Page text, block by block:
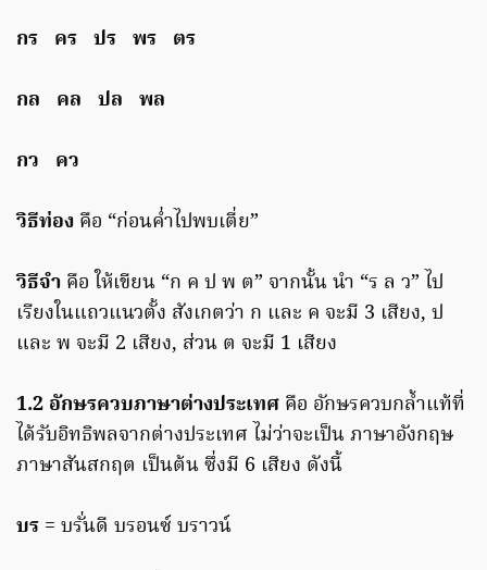
กร คร ปร พร ตร
กล คล ปล พล
กว คว
วิธีท่อง คือ “ก่อนค่ำไปพบเตี่ย”
วิธีจำ คือ ให้เขียน “ก ค ป พ ต” จากนั้น นำ “ร ล ว” ไป
เรียงในแถวแนวตั้ง สังเกตว่า ก และ ค จะมี 3 เสียง, ป
และ พ จะมี 2 เสียง, ส่วน ต จะมี 1 เสียง
1.2 อักษรควบภาษาต่างประเทศ คือ อักษรควบกล้ำแท้ที่
ได้รับอิทธิพลจากต่างประเทศ ไม่ว่าจะเป็น ภาษาอังกฤษ
ภาษาสันสกฤต เป็นต้น ซึ่งมี 6 เสียง ดังนี้
บร = บรั่นดี บรอนซ์ บราวน์